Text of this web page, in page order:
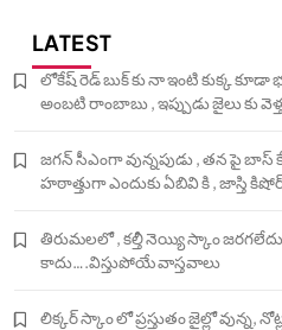
LATEST
లోకేష్ రెడ్ బుక్ కు నా ఇంటి కుక్క
అంబటి రాంబాబు , ఇప్పుడు జైలు కు
జగన్ సీఎంగా వున్నపుడు , తన పై బాస్
హఠాత్తుగా ఎందుకు ఏబివి కి , జాస్తి
తిరుమలలో , కల్తీ నెయ్యి స్కాం
కాదు….విస్తుపోయే వాస్తవాలు
లిక్కర్ స్కాం లో ప్రస్తుతం జైల్లో